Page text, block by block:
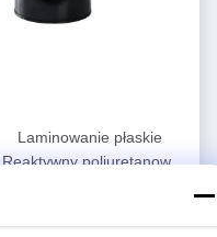
Laminowanie płaskie
Reaktywny poliuretanowy